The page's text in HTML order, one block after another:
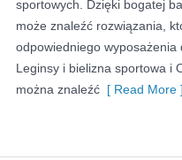
sportowych. Dzięki bogatej
może znaleźć rozwiązania,
odpowiedniego wyposażenia
Leginsy i bielizna sportowa i
można znaleźć [ Read More